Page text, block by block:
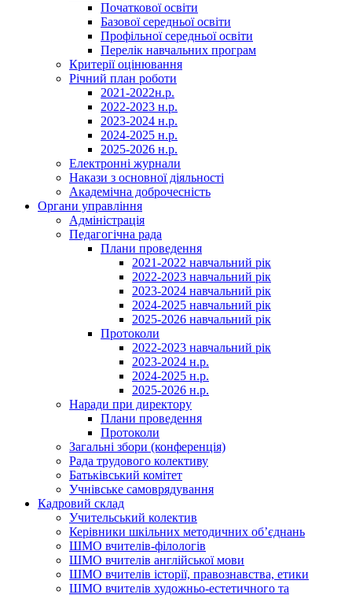
Початкової освіти
Базової середньої освіти
Профільної середньої освіти
Перелік навчальних програм
Критерії оцінювання
Річний план роботи
2021-2022н.р.
2022-2023 н.р.
2023-2024 н.р.
2024-2025 н.р.
2025-2026 н.р.
Електронні журнали
Накази з основної діяльності
Академічна доброчесність
Органи управління
Адміністрація
Педагогічна рада
Плани проведення
2021-2022 навчальний рік
2022-2023 навчальний рік
2023-2024 навчальний рік
2024-2025 навчальний рік
2025-2026 навчальний рік
Протоколи
2022-2023 навчальний рік
2023-2024 н.р.
2024-2025 н.р.
2025-2026 н.р.
Наради при директору
Плани проведення
Протоколи
Загальні збори (конференція)
Рада трудового колективу
Батьківський комітет
Учнівське самоврядування
Кадровий склад
Учительський колектив
Керівники шкільних методичних об’єднань
ШМО вчителів-філологів
ШМО вчителів англійської мови
ШМО вчителів історії, правознавства, етики
ШМО вчителів художньо-естетичного та